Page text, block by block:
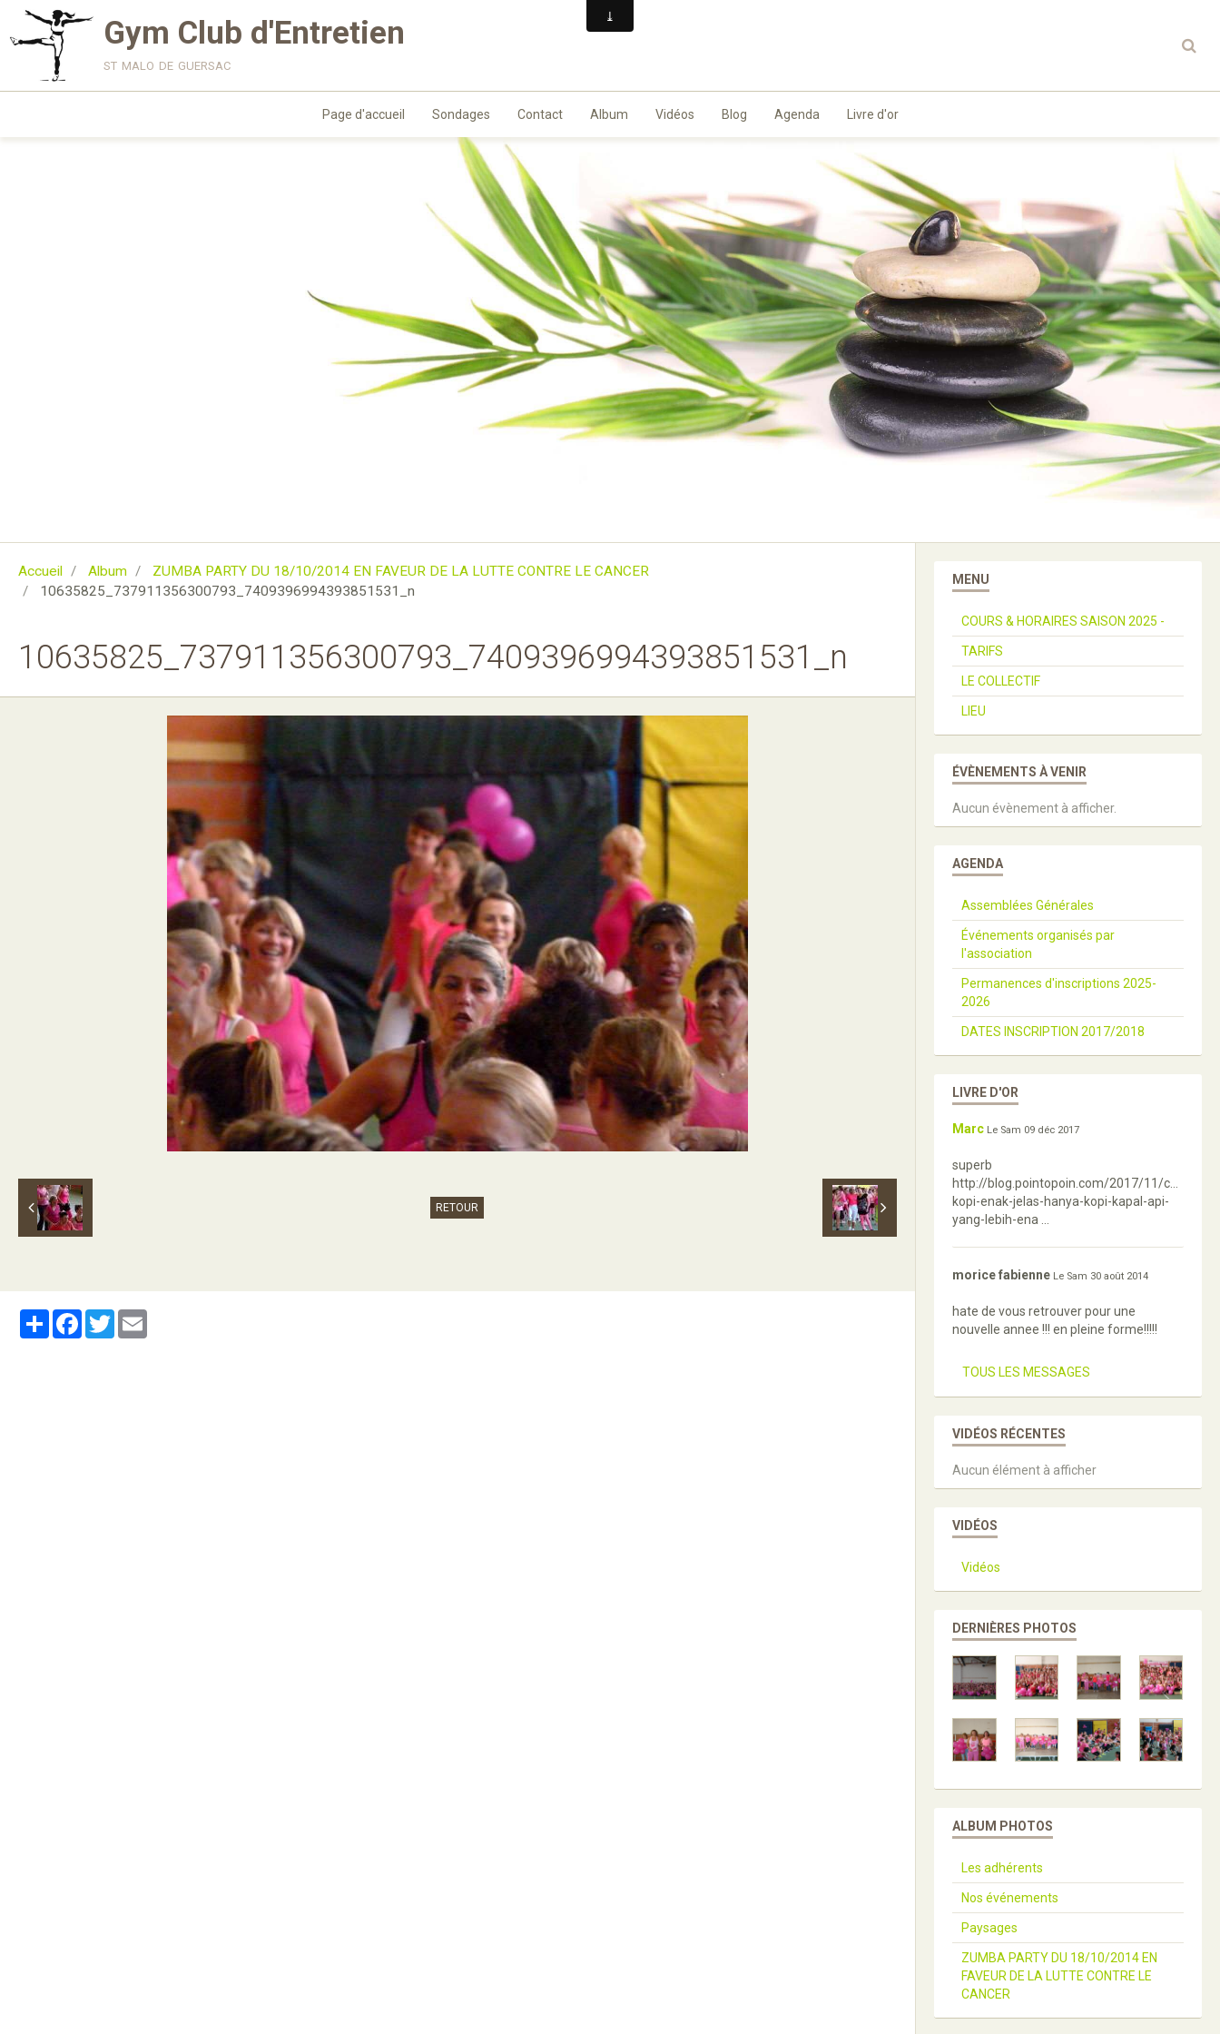
Gym Club d'Entretien
st malo de guersac
Page d'accueil Sondages Contact Album Vidéos Blog Agenda Livre d'or
Accueil Album
ZUMBA PARTY DU 18/10/2014 EN FAVEUR DE LA LUTTE CONTRE LE CANCER
10635825_737911356300793_7409396994393851531_n
10635825_737911356300793_7409396994393851531_n
RETOUR
PartagerFacebook
Twitter
MENU
COURS & HORAIRES SAISON 2025 -
TARIFS
LE COLLECTIF
LIEU
ÉVÈNEMENTS À VENIR
Aucun évènement à afficher.
AGENDA
Assemblées Générales
Événements organisés par
l'association
Permanences d'inscriptions 2025-
2026
DATES INSCRIPTION 2017/2018
LIVRE D'OR
Marc Le Sam 09 déc 2017
superb
http://blog.pointopoin.com/2017/11/cerita-
kopi-enak-jelas-hanya-kopi-kapal-api-
yang-lebih-ena ...
morice fabienne Le Sam 30 août 2014
hate de vous retrouver pour une
nouvelle annee !!! en pleine forme!!!!!
TOUS LES MESSAGES
VIDÉOS RÉCENTES
Aucun élément à afficher
VIDÉOS
Vidéos
DERNIÈRES PHOTOS
ALBUM PHOTOS
Les adhérents
Nos événements
Paysages
ZUMBA PARTY DU 18/10/2014 EN
FAVEUR DE LA LUTTE CONTRE LE
CANCER